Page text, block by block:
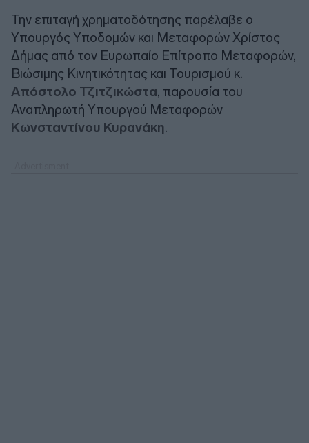
Την επιταγή χρηματοδότησης παρέλαβε ο
Υπουργός Υποδομών και Μεταφορών Χρίστος
Δήμας από τον Ευρωπαίο Επίτροπο Μεταφορών,
Βιώσιμης Κινητικότητας και Τουρισμού κ.
Απόστολο Τζιτζικώστα, παρουσία του
Αναπληρωτή Υπουργού Μεταφορών
Κωνσταντίνου Κυρανάκη.